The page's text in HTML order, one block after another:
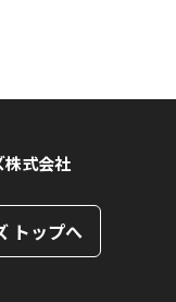
株式会社
トップへ